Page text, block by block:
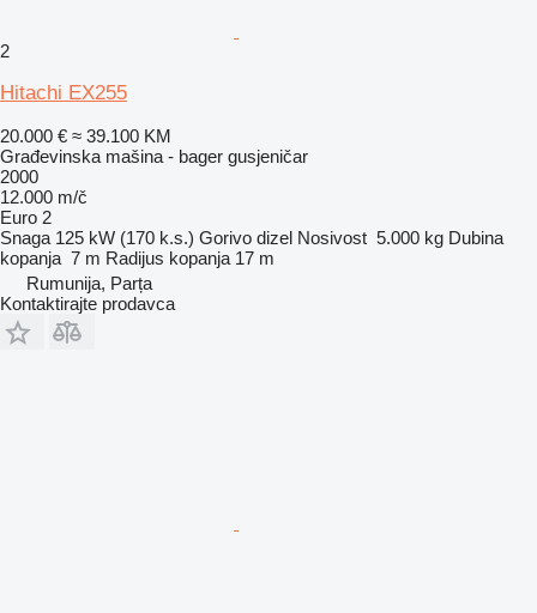
2
Hitachi EX255
20.000 € ≈ 39.100 KM
Građevinska mašina - bager gusjeničar
2000
12.000 m/č
Euro 2
Snaga 125 kW (170 k.s.) Gorivo dizel Nosivost 5.000 kg Dubina
kopanja 7 m Radijus kopanja 17 m
Rumunija, Parța
Kontaktirajte prodavca